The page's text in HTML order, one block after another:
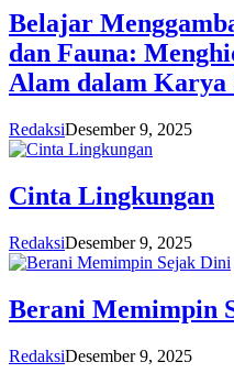
Belajar
dan Fauna:
Alam dalam Karya
RedaksiDesember 9, 2025
Cinta Lingkungan
RedaksiDesember 9, 2025
Berani Memimpin
RedaksiDesember 9, 2025